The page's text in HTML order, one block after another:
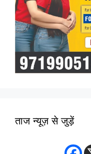
ताज न्यूज़ से जुड़ें